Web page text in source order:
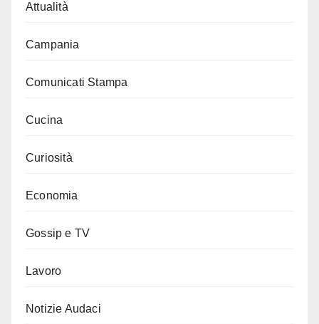
Attualità
Campania
Comunicati Stampa
Cucina
Curiosità
Economia
Gossip e TV
Lavoro
Notizie Audaci